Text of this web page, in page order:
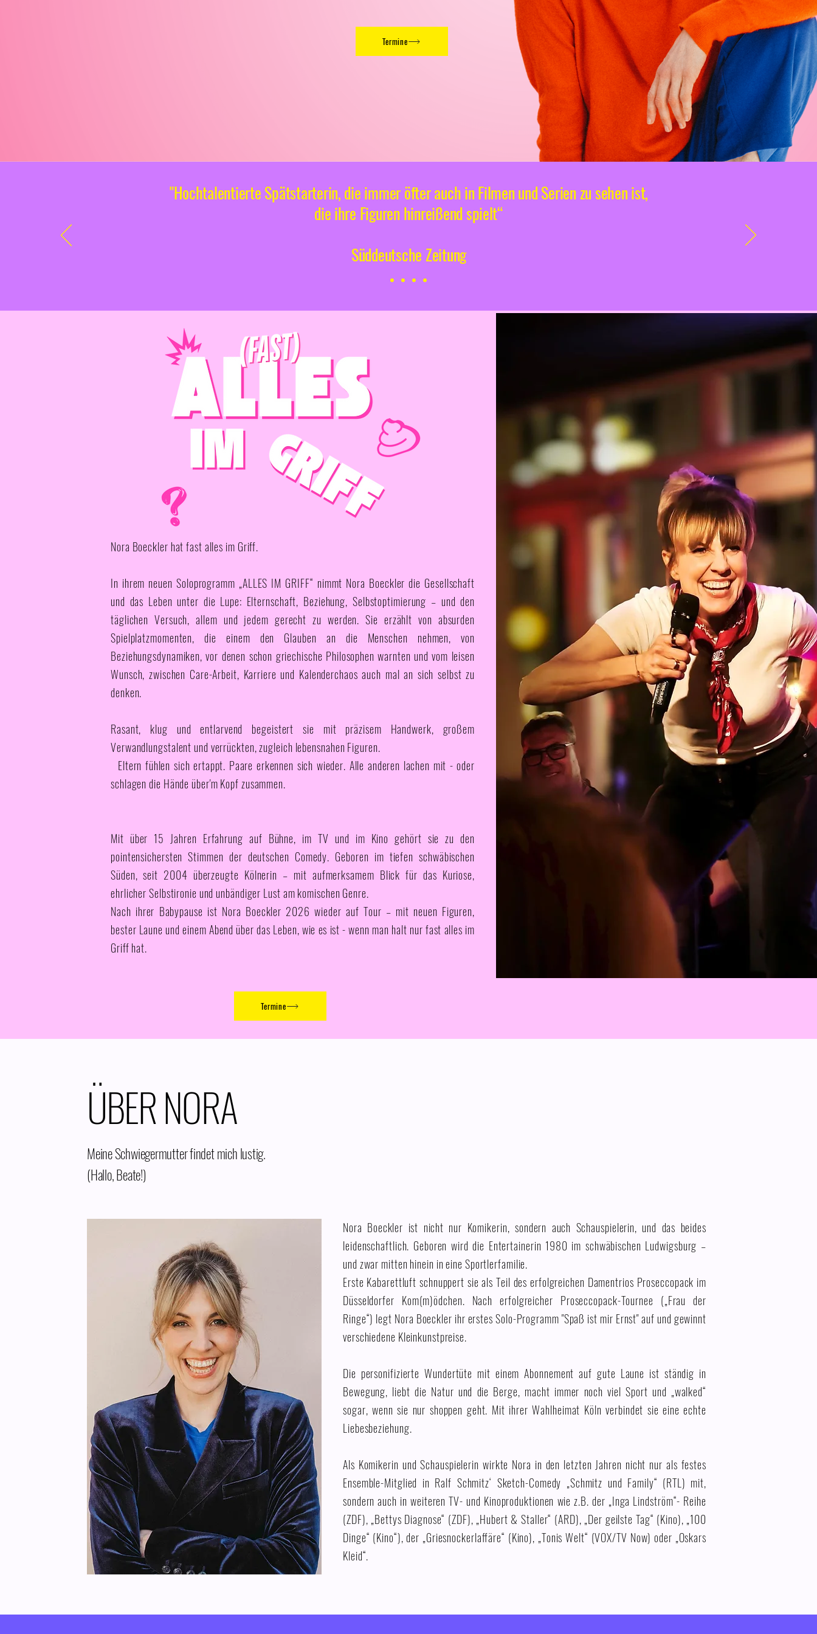
Termine
"Hochtalentierte Spätstarterin, die immer öfter auch in Filmen und Serien zu sehen ist,
die ihre Figuren hinreißend spielt“
Süddeutsche Zeitung
Nora Boeckler hat fast alles im Griff.
In ihrem neuen Soloprogramm „ALLES IM GRIFF“ nimmt Nora Boeckler die Gesellschaft
und das Leben unter die Lupe: Elternschaft, Beziehung, Selbstoptimierung – und den
täglichen Versuch, allem und jedem gerecht zu werden. Sie erzählt von absurden
Spielplatzmomenten, die einem den Glauben an die Menschen nehmen, von
Beziehungsdynamiken, vor denen schon griechische Philosophen warnten und vom leisen
Wunsch, zwischen Care-Arbeit, Karriere und Kalenderchaos auch mal an sich selbst zu
denken.
Rasant, klug und entlarvend begeistert sie mit präzisem Handwerk, großem
Verwandlungstalent und verrückten, zugleich lebensnahen Figuren.
Eltern fühlen sich ertappt. Paare erkennen sich wieder. Alle anderen lachen mit - oder
schlagen die Hände über'm Kopf zusammen.
Mit über 15 Jahren Erfahrung auf Bühne, im TV und im Kino gehört sie zu den
pointensichersten Stimmen der deutschen Comedy. Geboren im tiefen schwäbischen
Süden, seit 2004 überzeugte Kölnerin – mit aufmerksamem Blick für das Kuriose,
ehrlicher Selbstironie und unbändiger Lust am komischen Genre.
Nach ihrer Babypause ist Nora Boeckler 2026 wieder auf Tour – mit neuen Figuren,
bester Laune und einem Abend über das Leben, wie es ist - wenn man halt nur fast alles im
Griff hat.
Termine
ÜBER NORA
Meine Schwiegermutter findet mich lustig.
(Hallo, Beate!)
Nora Boeckler ist nicht nur Komikerin, sondern auch Schauspielerin, und das beides
leidenschaftlich. Geboren wird die Entertainerin 1980 im schwäbischen Ludwigsburg –
und zwar mitten hinein in eine Sportlerfamilie.
Erste Kabarettluft schnuppert sie als Teil des erfolgreichen Damentrios Proseccopack im
Düsseldorfer Kom(m)ödchen. Nach erfolgreicher Proseccopack-Tournee („Frau der
Ringe“) legt Nora Boeckler ihr erstes Solo-Programm "Spaß ist mir Ernst" auf und gewinnt
verschiedene Kleinkunstpreise.
Die personifizierte Wundertüte mit einem Abonnement auf gute Laune ist ständig in
Bewegung, liebt die Natur und die Berge, macht immer noch viel Sport und „walked“
sogar, wenn sie nur shoppen geht. Mit ihrer Wahlheimat Köln verbindet sie eine echte
Liebesbeziehung.
Als Komikerin und Schauspielerin wirkte Nora in den letzten Jahren nicht nur als festes
Ensemble-Mitglied in Ralf Schmitz‘ Sketch-Comedy „Schmitz und Family“ (RTL) mit,
sondern auch in weiteren TV- und Kinoproduktionen wie z.B. der „Inga Lindström“- Reihe
(ZDF), „Bettys Diagnose“ (ZDF), „Hubert & Staller“ (ARD), „Der geilste Tag“ (Kino), „100
Dinge“ (Kino“), der „Griesnockerlaffäre“ (Kino), „Tonis Welt“ (VOX/TV Now) oder „Oskars
Kleid“.